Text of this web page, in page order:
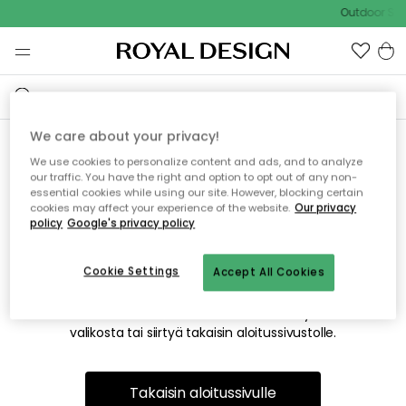
Outdoor
Emme valitettavasti löydä
etsimääsi sivua
Tämä voi johtua siitä, että sivua ei enää ole tai siitä, että se
on siirretty muualle. Pahoittelemme tästä mahdollisesti
valikosta tai siirtyä takaisin aloitussivustolle.
Takaisin aloitussivulle
We care about your privacy!
We use cookies to personalize content and ads, and to analyze
our traffic. You have the right and option to opt out of any non-
essential cookies while using our site. However, blocking certain
cookies may affect your experience of the website. Our privacy
policy Google's privacy policy
Accept All Cookies
Cookie Settings